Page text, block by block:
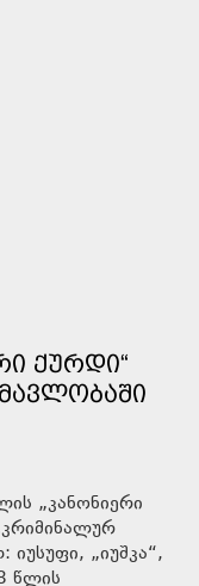
ᲥᲣᲠᲓᲘ“
„კანონიერი
„იუშკა“,
წლის